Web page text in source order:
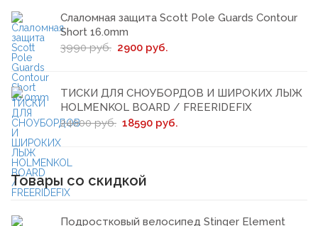
Слаломная защита Scott Pole Guards Contour
Short 16.0mm
3990 руб. 2900 руб.
ТИСКИ ДЛЯ СНОУБОРДОВ И ШИРОКИХ ЛЫЖ
HOLMENKOL BOARD / FREERIDEFIX
24000 руб. 18590 руб.
Товары со скидкой
Подростковый велосипед Stinger Element